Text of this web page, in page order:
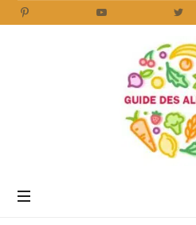
Aliments